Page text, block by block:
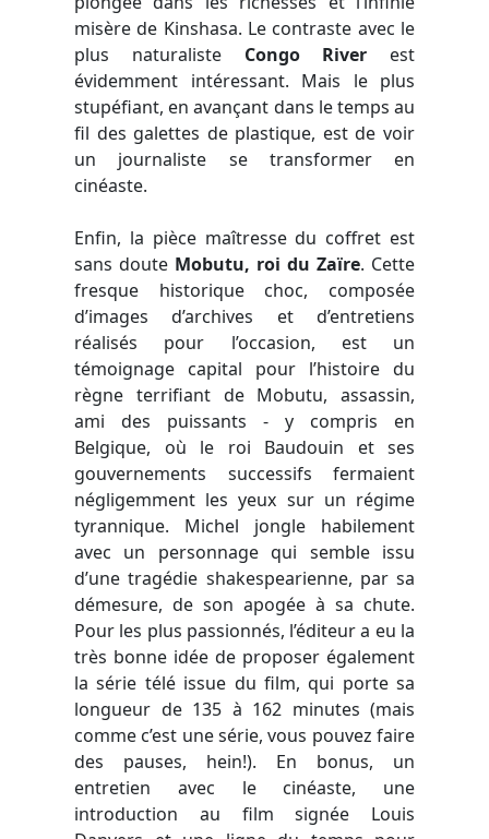
misère de Kinshasa. Le contraste avec le
plus naturalisteCongo River est
évidemment intéressant. Mais le plus
stupéfiant, en avançant dans le temps au
fil des galettes de plastique, est de voir
un journaliste se transformer en
cinéaste.
Enfin, la pièce maîtresse du coffret est
sans doute Mobutu, roi du Zaïre. Cette
fresque historique choc, composée
d’images d’archives et d’entretiens
réalisés pour l’occasion, est un
témoignage capital pour l’histoire du
règne terrifiant de Mobutu, assassin,
ami des puissants - y compris en
Belgique, où le roi Baudouin et ses
gouvernements successifs fermaient
négligemment les yeux sur un régime
tyrannique. Michel jongle habilement
avec un personnage qui semble issu
d’une tragédie shakespearienne, par sa
démesure, de son apogée à sa chute.
Pour les plus passionnés, l’éditeur a eu la
très bonne idée de proposer également
la série télé issue du film, qui porte sa
longueur de 135 à 162 minutes (mais
comme c’est une série, vous pouvez faire
des pauses, hein!). En bonus, un
entretien avec le cinéaste, une
introduction au film signée Louis